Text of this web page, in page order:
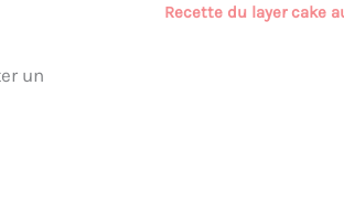
un
Recette du layer cake